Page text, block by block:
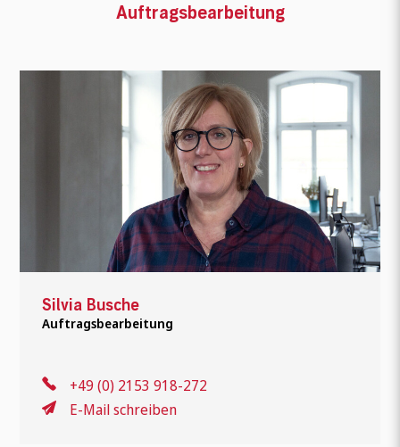
Auftragsbearbeitung
Silvia Busche
Auftragsbearbeitung
+49 (0) 2153 918-272
E-Mail schreiben